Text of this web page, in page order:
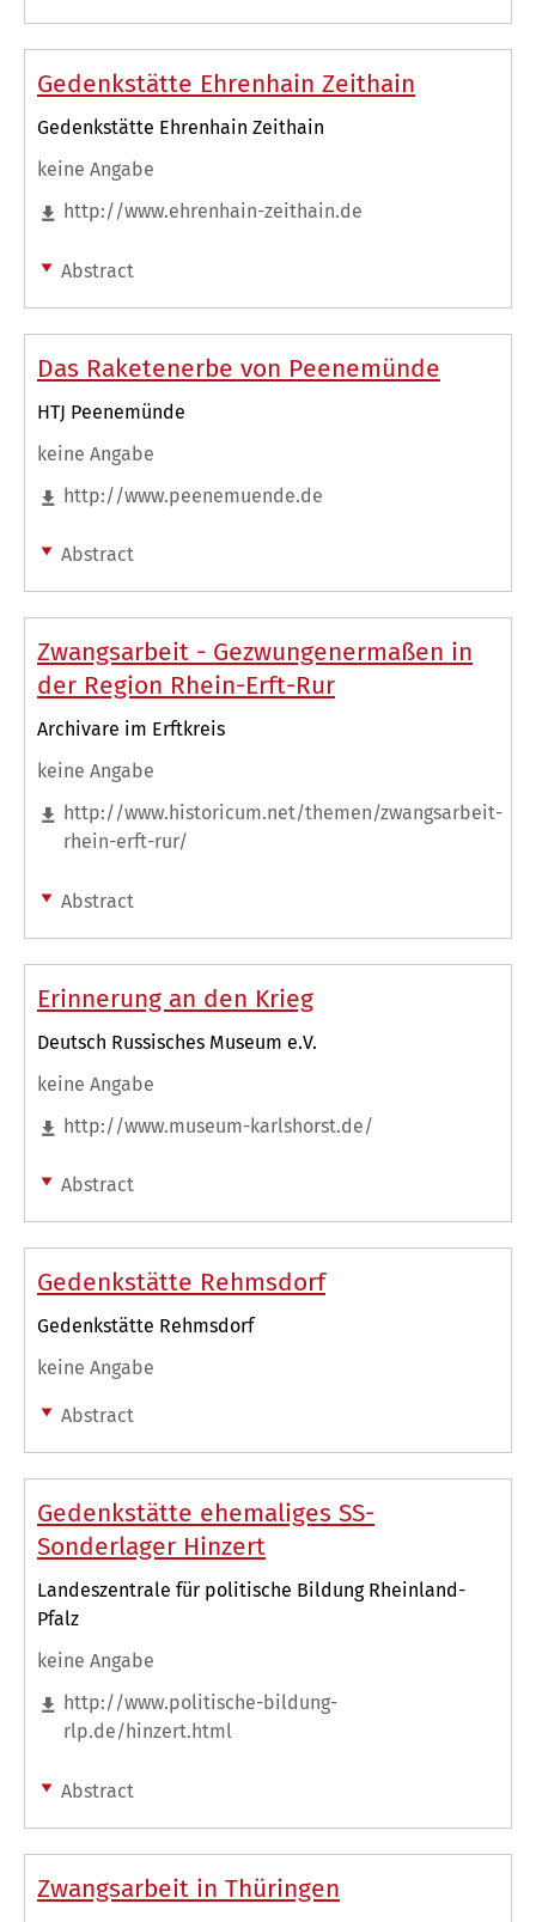
Gedenkstätte Ehrenhain Zeithain
Gedenkstätte Ehrenhain Zeithain
keine Angabe
http://www.ehrenhain-zeithain.de
Abstract
Das Raketenerbe von Peenemünde
HTJ Peenemünde
keine Angabe
http://www.peenemuende.de
Abstract
Zwangsarbeit - Gezwungenermaßen in
der Region Rhein-Erft-Rur
Archivare im Erftkreis
keine Angabe
http://www.historicum.net/themen/zwangsarbeit-
rhein-erft-rur/
Abstract
Erinnerung an den Krieg
Deutsch Russisches Museum e.V.
keine Angabe
http://www.museum-karlshorst.de/
Abstract
Gedenkstätte Rehmsdorf
Gedenkstätte Rehmsdorf
keine Angabe
Abstract
Gedenkstätte ehemaliges SS-
Sonderlager Hinzert
Landeszentrale für politische Bildung Rheinland-
Pfalz
keine Angabe
http://www.politische-bildung-
rlp.de/hinzert.html
Abstract
Zwangsarbeit in Thüringen